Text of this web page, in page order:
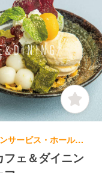
創作・ダイニングバー, カフェ | レストランサービス・ホールスタッフ | kawara CAFE＆DINING 銀座店
フェ＆ダイニン